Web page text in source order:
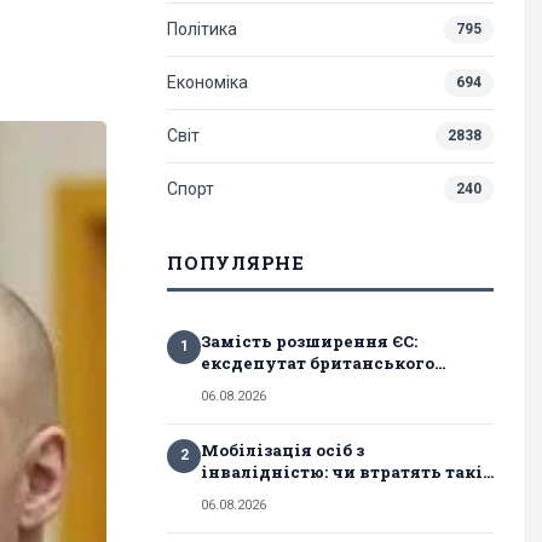
Політика 795
Економіка 694
Світ 2838
Спорт 240
ПОПУЛЯРНЕ
1
Замість розширення ЄС:
ексдепутат британського...
06.08.2026
2
Мобілізація осіб з
інвалідністю: чи втратять такі...
06.08.2026